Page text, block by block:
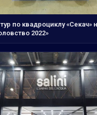
по квадроциклу «Секач»
2022»